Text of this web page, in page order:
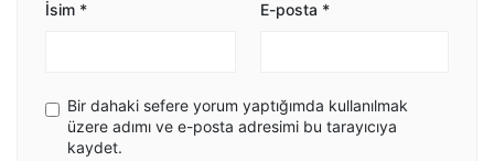
İsim * E-posta *
Bir dahaki sefere yorum yaptığımda kullanılmak
üzere adımı ve e-posta adresimi bu tarayıcıya
kaydet.